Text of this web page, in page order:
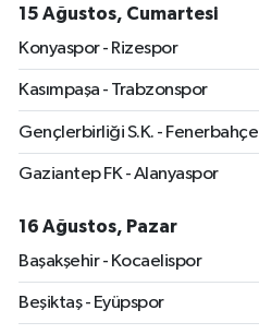
15 Ağustos, Cumartesi
Konyaspor - Rizespor
Kasımpaşa - Trabzonspor
Gençlerbirliği S.K. - Fenerbahçe
Gaziantep FK - Alanyaspor
16 Ağustos, Pazar
Başakşehir - Kocaelispor
Beşiktaş - Eyüpspor